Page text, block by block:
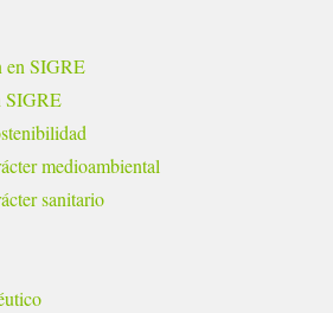
en SIGRE
SIGRE
medioambiental
sanitario